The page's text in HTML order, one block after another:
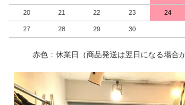
20 21 22 23 24
27 28 29 30
赤色：休業日（商品発送は翌日になる場合